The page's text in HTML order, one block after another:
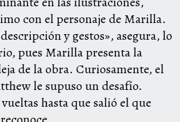
con el personaje de Marilla.
y gestos», asegura, lo
pues Marilla presenta la
de la obra. Curiosamente, el
le supuso un desafío.
hasta que salió el que